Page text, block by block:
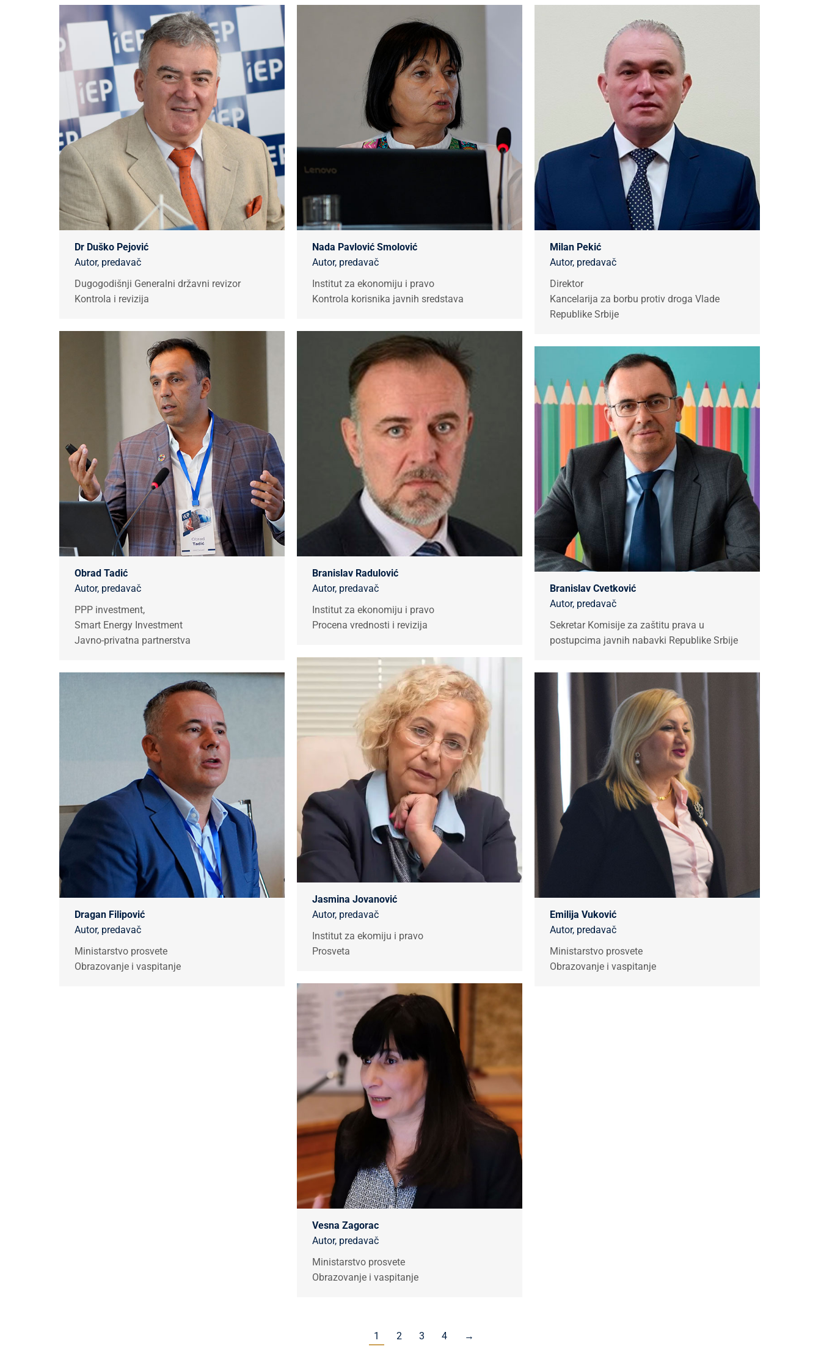
Dr Duško Pejović
Autor, predavač
Dugogodišnji Generalni državni revizor
Kontrola i revizija
Nada Pavlović Smolović
Autor, predavač
Institut za ekonomiju i pravo
Kontrola korisnika javnih sredstava
Milan Pekić
Autor, predavač
Direktor
Kancelarija za borbu protiv droga Vlade
Republike Srbije
Obrad Tadić
Autor, predavač
PPP investment,
Smart Energy Investment
Javno-privatna partnerstva
Branislav Radulović
Autor, predavač
Institut za ekonomiju i pravo
Procena vrednosti i revizija
Branislav Cvetković
Autor, predavač
Sekretar Komisije za zaštitu prava u
postupcima javnih nabavki Republike Srbije
Jasmina Jovanović
Autor, predavač
Institut za ekomiju i pravo
Prosveta
Dragan Filipović
Autor, predavač
Ministarstvo prosvete
Obrazovanje i vaspitanje
Emilija Vuković
Autor, predavač
Ministarstvo prosvete
Obrazovanje i vaspitanje
Vesna Zagorac
Autor, predavač
Ministarstvo prosvete
Obrazovanje i vaspitanje
1 2 3 4 →